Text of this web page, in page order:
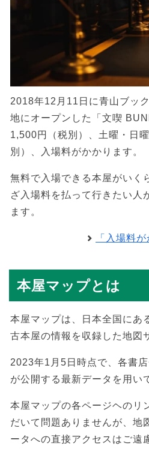
2018年12月11日に青山ブッ
地にオープンした「文喫
1,500円（税別）、土曜・日
別）、入場料がかかります。
無料で入場できる本屋がいく
ざ入場料を払って行きたい人
ます。
「入場料
本屋マップとは
本屋マップは、日本全国にあ
古本屋の情報を収録した地図
2023年1月5日時点で、各書
が公開する最新データを用い
本屋マップの各ページヘのリ
だいて問題ありませんが、地
ータへの直接アクセスはご遠